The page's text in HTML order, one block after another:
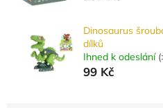
Dinosaurus
dílků
Ihned k odeslání (
99 Kč